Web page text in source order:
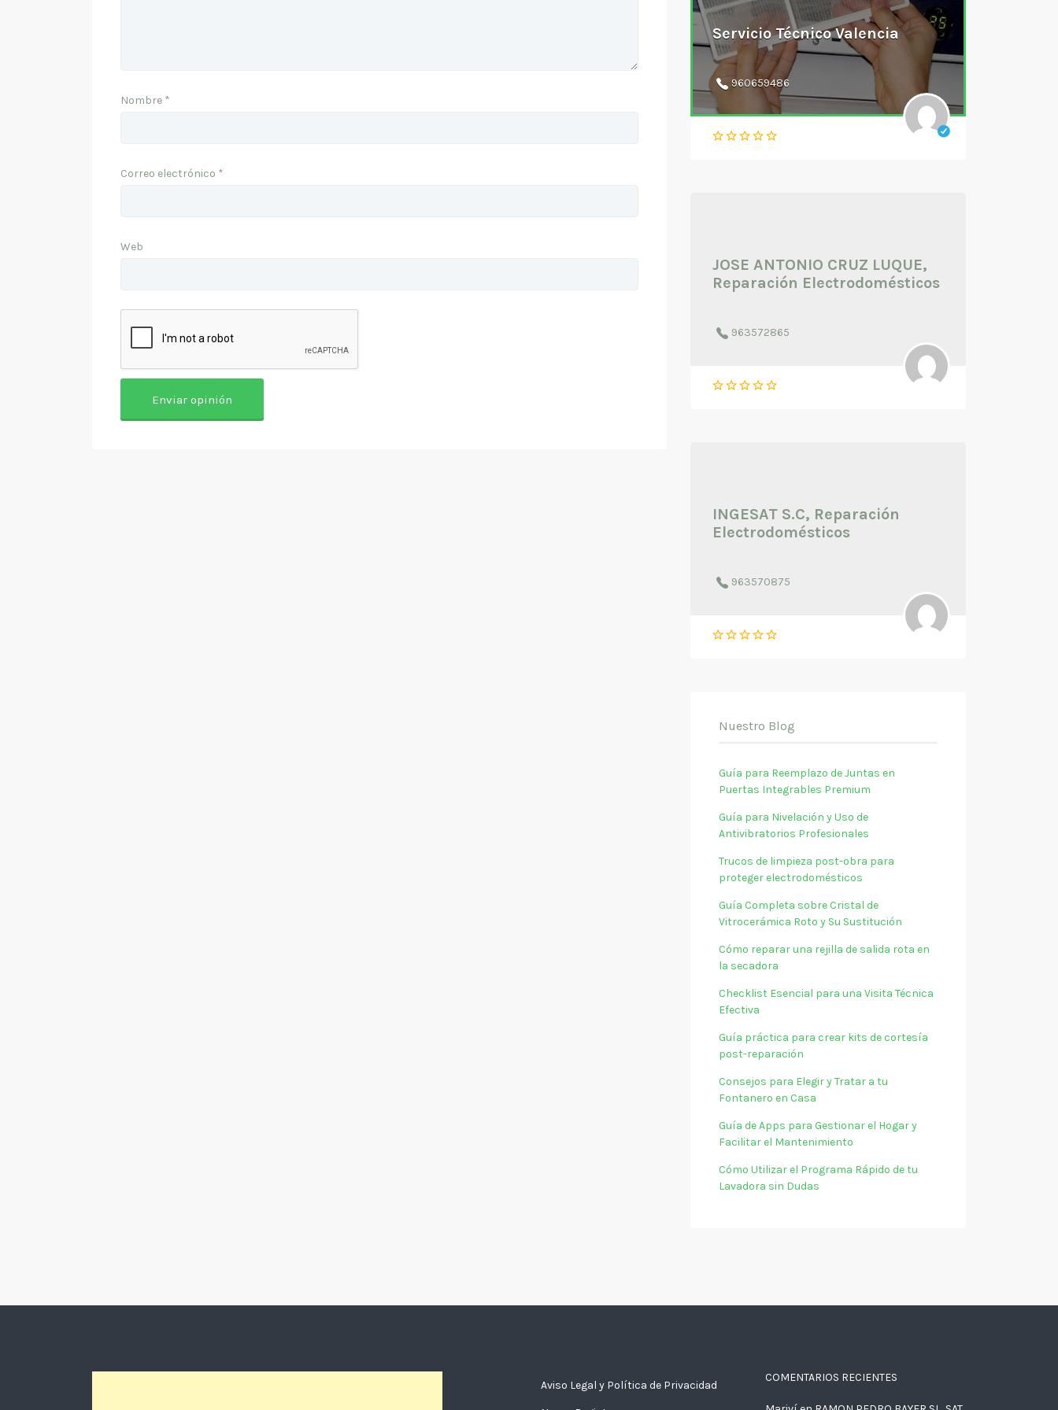
Nombre *
Correo electrónico *
Web
Servicio Técnico Valencia
960659486
JOSE ANTONIO CRUZ LUQUE,
Reparación Electrodomésticos
963572865
INGESAT S.C, Reparación
Electrodomésticos
963570875
Nuestro Blog
Guía para Reemplazo de Juntas en
Puertas Integrables Premium
Guía para Nivelación y Uso de
Antivibratorios Profesionales
Trucos de limpieza post-obra para
proteger electrodomésticos
Guía Completa sobre Cristal de
Vitrocerámica Roto y Su Sustitución
Cómo reparar una rejilla de salida rota en
la secadora
Checklist Esencial para una Visita Técnica
Efectiva
Guía práctica para crear kits de cortesía
post-reparación
Consejos para Elegir y Tratar a tu
Fontanero en Casa
Guía de Apps para Gestionar el Hogar y
Facilitar el Mantenimiento
Cómo Utilizar el Programa Rápido de tu
Lavadora sin Dudas
Aviso Legal y Política de Privacidad
COMENTARIOS RECIENTES